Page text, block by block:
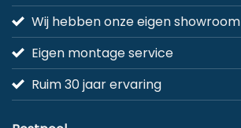
Wij hebben onze eigen showroom
Eigen montage service
Ruim 30 jaar ervaring